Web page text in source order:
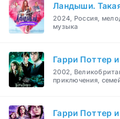
Ландыши.
2024, Россия,
музыка
Гарри Поттер
2002,
приключения,
Гарри Поттер